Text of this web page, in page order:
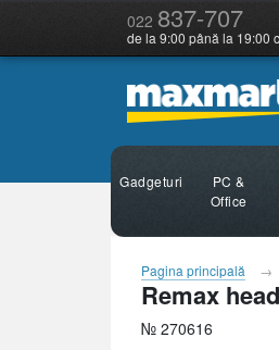
022 837-707
de la 9:00 până la 19:00
Gadgeturi
PC &
Office
Pagina principală
Remax
№ 270616